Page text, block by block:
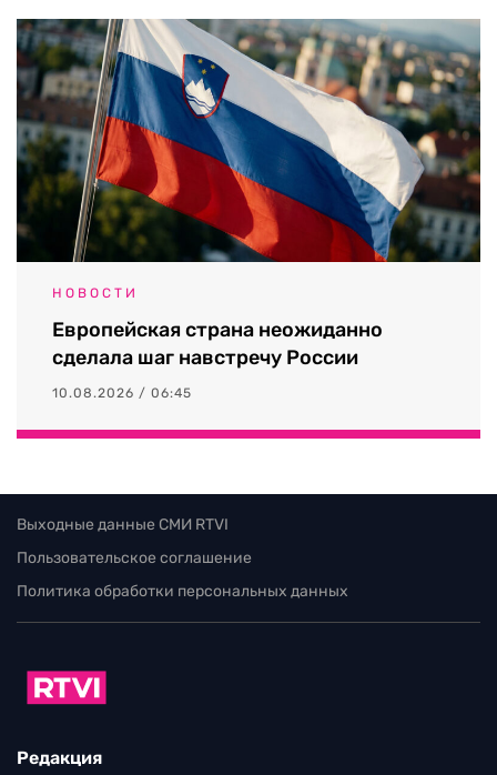
НОВОСТИ
Европейская страна неожиданно
сделала шаг навстречу России
10.08.2026 / 06:45
Выходные данные СМИ RTVI
Пользовательское соглашение
Политика обработки персональных данных
Редакция